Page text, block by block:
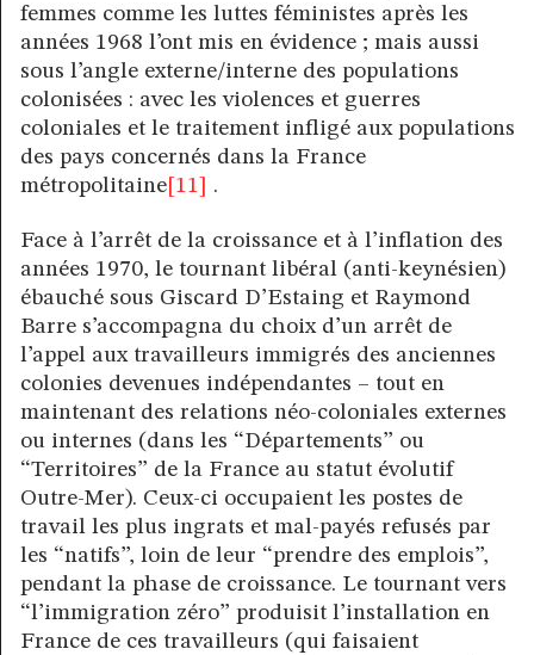
femmes comme les luttes féministes après les
années 1968 l’ont mis en évidence ; mais aussi
sous l’angle externe/interne des populations
colonisées : avec les violences et guerres
coloniales et le traitement infligé aux populations
des pays concernés dans la France
métropolitaine [11] .
Face à l’arrêt de la croissance et à l’inflation des
années 1970, le tournant libéral (anti-keynésien)
ébauché sous Giscard D’Estaing et Raymond
Barre s’accompagna du choix d’un arrêt de
l’appel aux travailleurs immigrés des anciennes
colonies devenues indépendantes – tout en
maintenant des relations néo-coloniales externes
ou internes (dans les “Départements” ou
“Territoires” de la France au statut évolutif
Outre-Mer). Ceux-ci occupaient les postes de
travail les plus ingrats et mal-payés refusés par
les “natifs”, loin de leur “prendre des emplois”,
pendant la phase de croissance. Le tournant vers
“l’immigration zéro” produisit l’installation en
France de ces travailleurs (qui faisaient